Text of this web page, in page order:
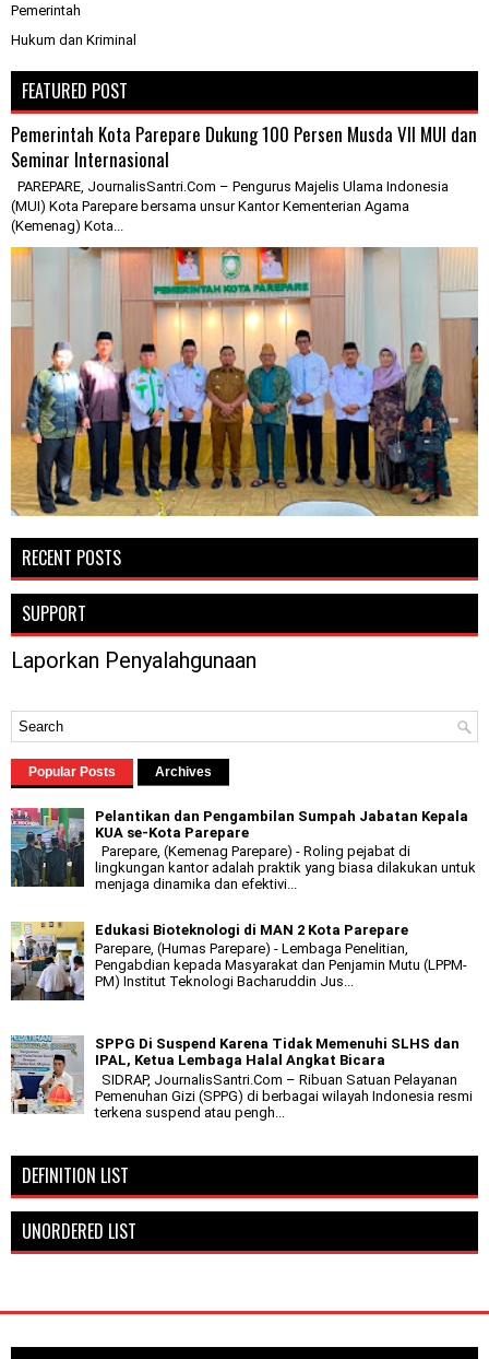
Pemerintah
Hukum dan Kriminal
FEATURED POST
Pemerintah Kota Parepare Dukung 100 Persen Musda VII MUI dan
Seminar Internasional
PAREPARE, JournalisSantri.Com – Pengurus Majelis Ulama Indonesia
(MUI) Kota Parepare bersama unsur Kantor Kementerian Agama
(Kemenag) Kota...
RECENT POSTS
SUPPORT
Laporkan Penyalahgunaan
Popular Posts Archives
Pelantikan dan Pengambilan Sumpah Jabatan Kepala
KUA se-Kota Parepare
Parepare, (Kemenag Parepare) - Roling pejabat di
lingkungan kantor adalah praktik yang biasa dilakukan untuk
menjaga dinamika dan efektivi...
Edukasi Bioteknologi di MAN 2 Kota Parepare
Parepare, (Humas Parepare) - Lembaga Penelitian,
Pengabdian kepada Masyarakat dan Penjamin Mutu (LPPM-
PM) Institut Teknologi Bacharuddin Jus...
SPPG Di Suspend Karena Tidak Memenuhi SLHS dan
IPAL, Ketua Lembaga Halal Angkat Bicara
SIDRAP, JournalisSantri.Com – Ribuan Satuan Pelayanan
Pemenuhan Gizi (SPPG) di berbagai wilayah Indonesia resmi
terkena suspend atau pengh...
DEFINITION LIST
UNORDERED LIST